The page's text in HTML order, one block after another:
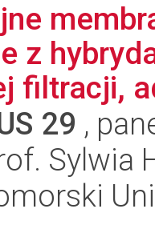
z
filtracji,
29 ,
Sylwia